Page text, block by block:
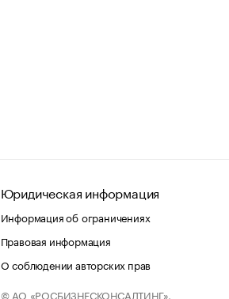
Юридическая информация
Информация об ограничениях
Правовая информация
О соблюдении авторских прав
© АО «РОСБИЗНЕСКОНСАЛТИНГ»,